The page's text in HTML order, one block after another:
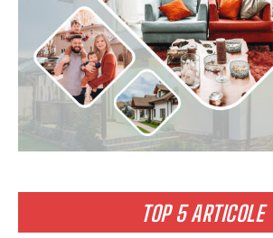
TOP 5 ARTICOLE